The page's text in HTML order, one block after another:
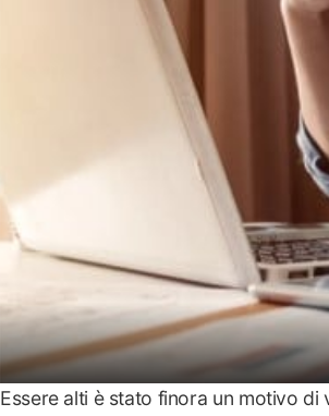
Essere alti è stato finora un motivo